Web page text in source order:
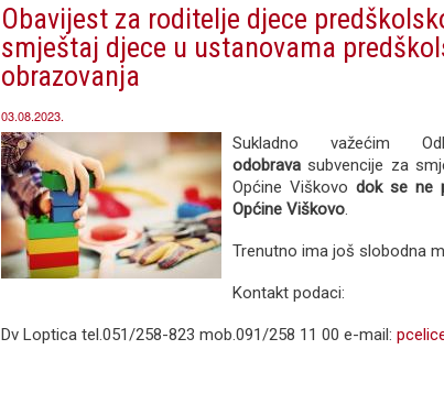
Obavijest za roditelje djece
smještaj djece u ustanovama
obrazovanja
03.08.2023.
Sukladno važećim
odobrava subvencije za
Općine Viškovo dok se ne
Općine Viškovo.
Trenutno ima još slobodna
Kontakt podaci:
Dv Loptica tel.051/258-823 mob.091/258 11 00 e-mail: